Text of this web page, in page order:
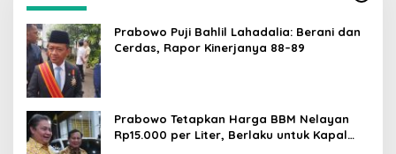
Prabowo Puji Bahlil Lahadalia: Berani dan
Cerdas, Rapor Kinerjanya 88–89
Prabowo Tetapkan Harga BBM Nelayan
Rp15.000 per Liter, Berlaku untuk Kapal